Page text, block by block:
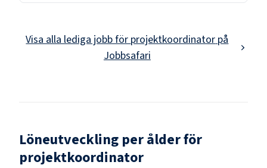
Visa alla lediga jobb för projektkoordinator på
Jobbsafari
Löneutveckling per ålder för
projektkoordinator